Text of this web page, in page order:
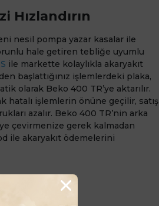
nesil pompa yazar kasalar ile
hale getiren tebliğe uyumlu
ile markette kolaylıkla akaryakıt
başlattığınız işlemlerdeki plaka,
olarak Beko 400 TR’ye aktarılır.
hatalı işlemlerin önüne geçilir, satış
azalır. Beko 400 TR’nin arka
çevirmenize gerek kalmadan
ile akaryakıt ödemelerini